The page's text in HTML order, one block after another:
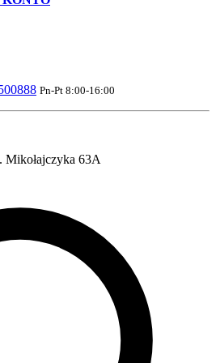
Pn-Pt 8:00-16:00
Mikołajczyka 63A